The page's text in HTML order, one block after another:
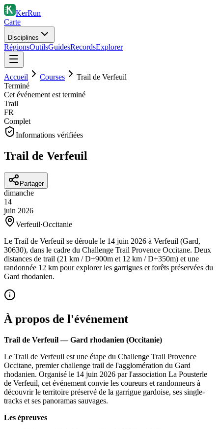
KerRun
Carte
Disciplines
RégionsOutilsGuidesRecordsExplorer
Accueil Courses
Trail de Verfeuil
Terminé
Cet événement est terminé
Trail
FR
Complet
Informations vérifiées
Trail de Verfeuil
Partager
dimanche
14
juin 2026
Verfeuil·Occitanie
Le Trail de Verfeuil se déroule le 14 juin 2026 à Verfeuil (Gard,
30630), dans le cadre du Challenge Trail Provence Occitane. Deux
distances de trail (21 km / D+900m et 12 km / D+350m) et une
randonnée 12 km pour explorer les garrigues et forêts préservées du
Gard rhodanien.
À propos de l'événement
Trail de Verfeuil — Gard rhodanien (Occitanie)
Le Trail de Verfeuil est une étape du Challenge Trail Provence
Occitane, premier challenge trail de l'agglomération du Gard
rhodanien. Organisé le 14 juin 2026 par l'association La Pousterle
de Verfeuil, cet événement convie les coureurs et randonneurs à
découvrir le territoire préservé de la garrigue gardoise, ses single-
tracks et ses panoramas sauvages.
Les épreuves